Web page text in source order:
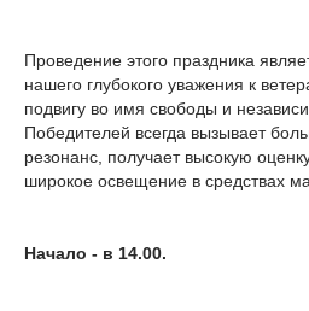
Проведение этого праздника
нашего глубокого уважения к
подвигу во имя свободы и
Победителей всегда вызывает
резонанс, получает высокую
широкое освещение в средствах
Начало - в 14.00.